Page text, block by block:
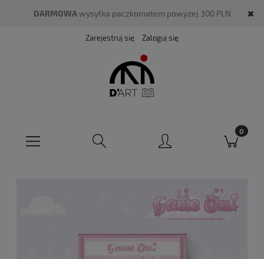
DARMOWAwysyłka paczkomatem powyżej 300 PLN
Zarejestruj się Zaloguj się